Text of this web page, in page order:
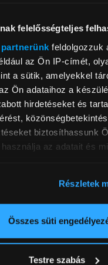
felelősségteljes
partnerünk feldolgozzuk
az Ön IP-címét,
a sütik, amelyekkel
Ön adataihoz a
hirdetéseket és
biztosíthassunk
az adatait és
pár méteres
készülékén
Részletek
Összes süti
Testre szabás
Side
Gorenje
179